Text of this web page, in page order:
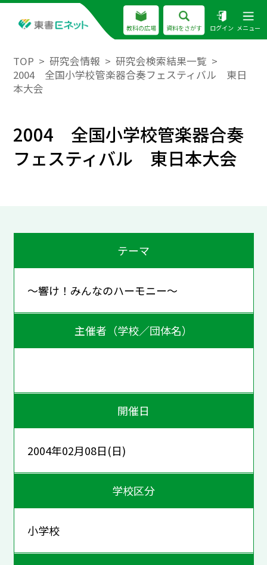
教科の広場 資料をさがす ログイン メニュー
TOP 研究会情報
研究会検索結果一覧
2004 全国小学校管楽器合奏フェスティバル 東日
本大会
2004 全国小学校管楽器合奏
フェスティバル 東日本大会
テーマ
～響け！みんなのハーモニー～
主催者（学校／団体名）
開催日
2004年02月08日(日)
学校区分
小学校